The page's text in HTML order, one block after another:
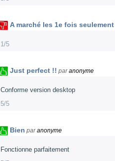
A marché les 1e fois seulement
1/5
Just perfect !! paranonyme
Conforme version desktop
5/5
Bien paranonyme
Fonctionne parfaitement